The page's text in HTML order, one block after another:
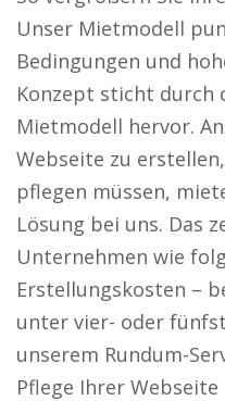
Unser Mietmodell
Bedingungen und
Konzept sticht durch
Mietmodell hervor.
Webseite zu
pflegen müssen,
Lösung bei uns. Das
Unternehmen wie
Erstellungskosten –
unter vier- oder
unserem Rundum-
Pflege Ihrer